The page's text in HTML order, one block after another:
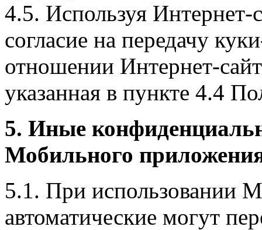
4.5. Используя Интернет-
согласие на передачу
отношении Интернет-
указанная в пункте 4.4
5. Иные
Мобильного
5.1. При использовании
автоматические могут